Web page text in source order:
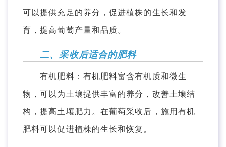
可以提供充足的养分，促进植株的生长和发
育，提高葡萄产量和品质。
二、采收后适合的肥料
有机肥料：有机肥料富含有机质和微生
物，可以为土壤提供丰富的养分，改善土壤结
构，提高土壤肥力。在葡萄采收后，施用有机
肥料可以促进植株的生长和恢复。